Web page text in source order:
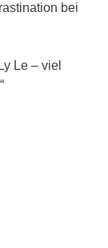
bei
Le – viel